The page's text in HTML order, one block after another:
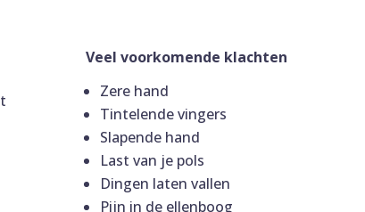
Veel voorkomende klachten
Zere hand
Tintelende vingers
Slapende hand
Last van je pols
Dingen laten vallen
Pijn in de ellenboog